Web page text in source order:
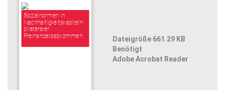
Sozialnormen in
Nachhaltigkeitskapiteln
bilateraler
Freihandelsabkommen
Dateigröße 661.29 KB
Benötigt
Adobe Acrobat Reader